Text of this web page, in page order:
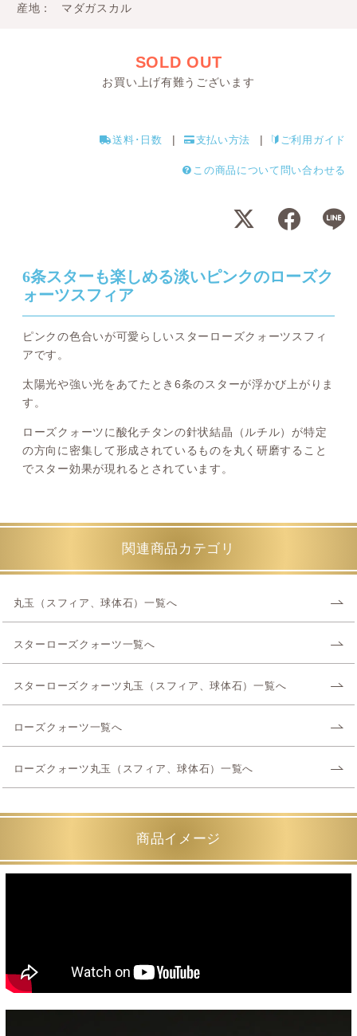
産地
マダガスカル
SOLD OUT
お買い上げ有難うございます
送料･日数 支払い方法 ご利用ガイド
この商品について問い合わせる
6条スターも楽しめる淡いピンクのローズク
ォーツスフィア
ピンクの色合いが可愛らしいスターローズクォーツスフィ
アです。
太陽光や強い光をあてたとき6条のスターが浮かび上がりま
す。
ローズクォーツに酸化チタンの針状結晶（ルチル）が特定
の方向に密集して形成されているものを丸く研磨すること
でスター効果が現れるとされています。
関連商品カテゴリ
丸玉（スフィア、球体石）一覧へ
スターローズクォーツ一覧へ
スターローズクォーツ丸玉（スフィア、球体石）一覧へ
ローズクォーツ一覧へ
ローズクォーツ丸玉（スフィア、球体石）一覧へ
商品イメージ